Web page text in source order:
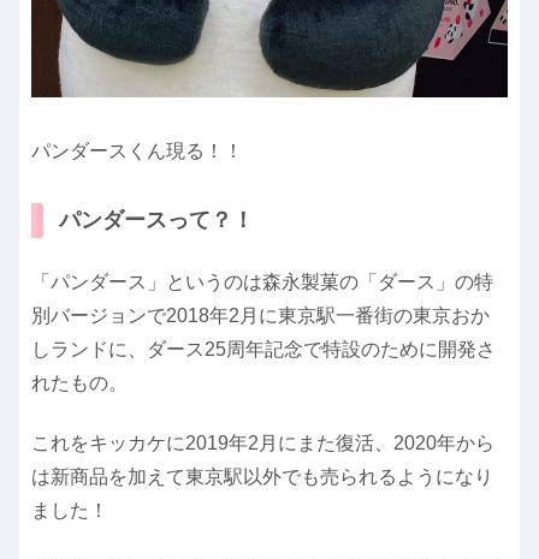
パンダースくん現る！！
パンダースって？！
「パンダース」というのは森永製菓の「ダース」の特
別バージョンで2018年2月に東京駅一番街の東京おか
しランドに、ダース25周年記念で特設のために開発さ
れたもの。
これをキッカケに2019年2月にまた復活、2020年から
は新商品を加えて東京駅以外でも売られるようになり
ました！